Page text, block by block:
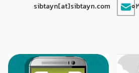
sibtayn[at]sibtayn.com